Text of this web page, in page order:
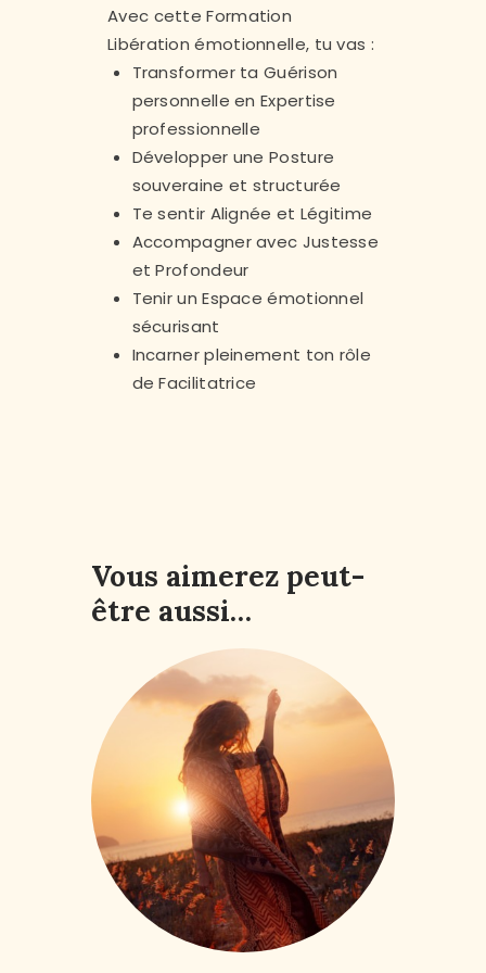
Avec cette Formation
Libération émotionnelle, tu vas :
Transformer ta Guérison
personnelle en Expertise
professionnelle
Développer une Posture
souveraine et structurée
Te sentir Alignée et Légitime
Accompagner avec Justesse
et Profondeur
Tenir un Espace émotionnel
sécurisant
Incarner pleinement ton rôle
de Facilitatrice
Vous aimerez peut-
être aussi…
My Success Story –
Ton Accompagnement
Business Spirituel
Signature
991,74€ HTVA + 21% de TVA